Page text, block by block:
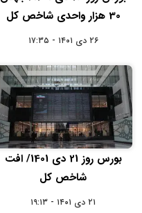
30 هزار واحدی شاخص کل
۲۶ دی ۱۴۰۱ - ۱۷:۳۵
بورس روز 21 دی 1401/ افت
شاخص کل
۲۱ دی ۱۴۰۱ - ۱۹:۱۳